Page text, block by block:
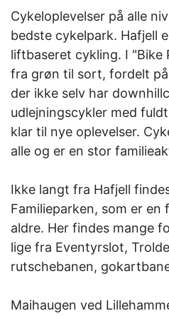
Cykeloplevelser på alle
bedste cykelpark. Hafjell
liftbaseret cykling. I "Bike
fra grøn til sort, fordelt
der ikke selv har
udlejningscykler med
klar til nye oplevelser.
alle og er en stor
Ikke langt fra Hafjell
Familieparken, som er
aldre. Her findes mange
lige fra Eventyrslot,
rutschebanen,
Maihaugen ved